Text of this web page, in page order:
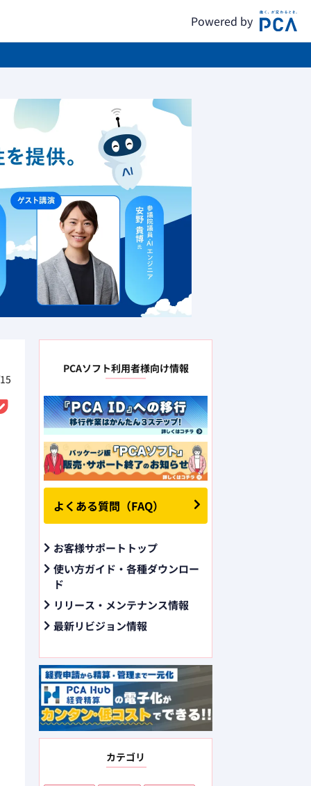
Powered by
PCAソフト利用者様向け情報
よくある質問（FAQ）
お客様サポートトップ
使い方ガイド・各種ダウンロー
ド
リリース・メンテナンス情報
最新リビジョン情報
カテゴリ